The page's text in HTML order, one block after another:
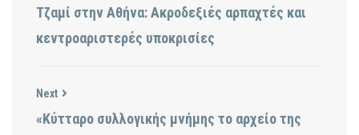
Τζαμί στην Αθήνα: Ακροδεξιές αρπαχτές και
κεντροαριστερές υποκρισίες
Next
«Κύτταρο συλλογικής μνήμης το αρχείο της